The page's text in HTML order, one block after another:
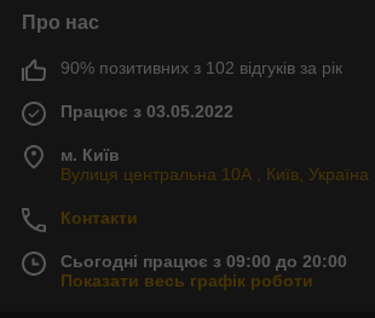
Про нас
90% позитивних з 102 відгуків за рік
Працює з 03.05.2022
м. Київ
Вулиця центральна 10А , Київ, Україна
Контакти
Сьогодні працює з 09:00 до 20:00
Показати весь графік роботи